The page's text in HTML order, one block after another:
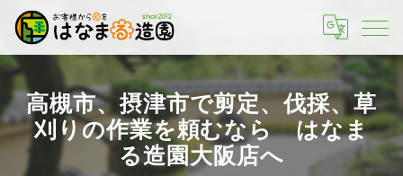
高槻市、摂津市で剪定、伐採、草
刈りの作業を頼むなら はなま
る造園大阪店へ